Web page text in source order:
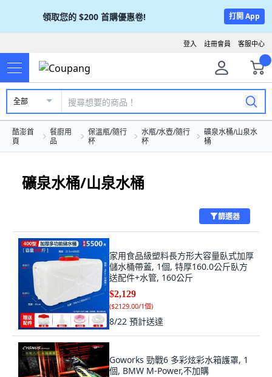
領取您的 $200 首購優惠卷! 打開 App
客服中心
註冊會員
登入
全部
酷澎首
頁
餐廚用
品
保溫瓶/隨行
杯
水瓶/水壺/隨行
杯
礦泉水桶/山泉水
桶
礦泉水桶/山泉水桶
篩選器
家用食品級塑料長方形大容量臥式加厚
儲水桶帶蓋, 1個, 特厚160.0公斤臥方
送配件+水管, 160公斤
$2,129
($2129.00/1個)
8/22 預計送達
Goworks 勁戰6 多彩炫彩水箱護罩, 1
個, BMW M-Power,不加購